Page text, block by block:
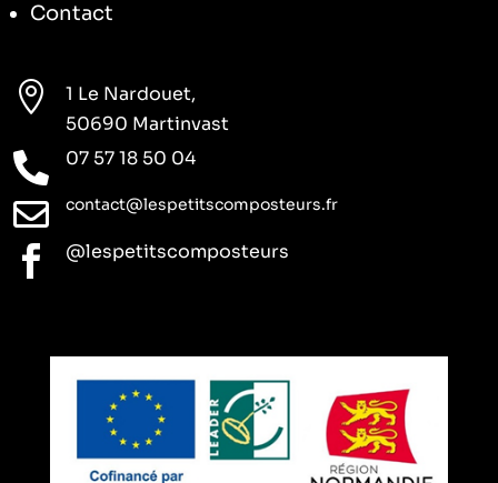
Contact

1 Le Nardouet,
50690 Martinvast
 07 57 18 50 04
 contact@lespetitscomposteurs.fr
 @lespetitscomposteurs